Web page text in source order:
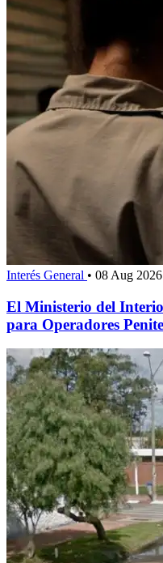
Interés General • 08 Aug
El Ministerio del
para Operadores